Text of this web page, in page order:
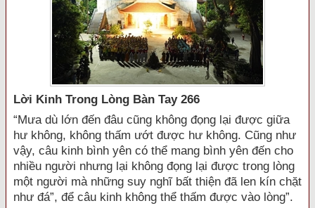
Lời Kinh Trong Lòng Bàn Tay 266
“Mưa dù lớn đến đâu cũng không đọng lại được giữa
hư không, không thấm ướt được hư không. Cũng như
vậy, câu kinh bình yên có thể mang bình yên đến cho
nhiều người nhưng lại không đọng lại được trong lòng
một người mà những suy nghĩ bất thiện đã len kín chặt
như đá”, để câu kinh không thể thấm được vào lòng”.